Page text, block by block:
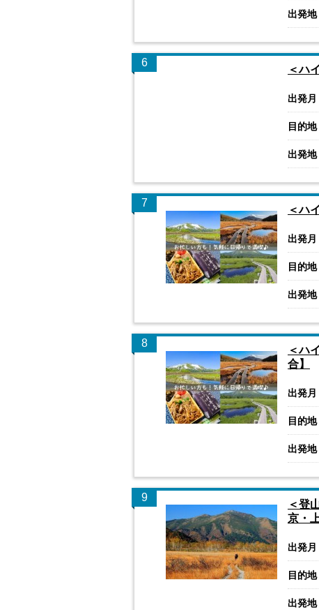
出発地
6
＜ハ
出発月
目的地
出発地
7
＜ハ
出発月
目的地
出発地
8
＜ハ
合】
出発月
目的地
出発地
9
＜登
京・
出発月
目的地
出発地